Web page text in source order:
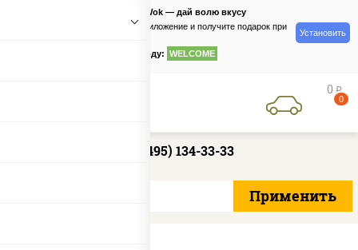
PizzaSushiWok — дай волю вкусу
Скачайте приложение и получите подарок при
по промокоду: WELCOME
Установить
0 руб
0
+7 (495) 134-33-33